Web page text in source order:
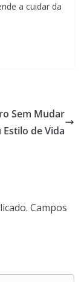
a cuidar da
Sem Mudar
Estilo de Vida
Campos